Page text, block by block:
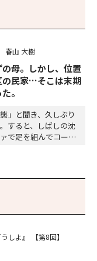
春山 大樹
母。しかし、位置
の民家…そこは末期
。
」と聞き、久しぶり
すると、しばしの沈
で足を組んでコーヒ
あなたの超…
しよ』
【第8回】